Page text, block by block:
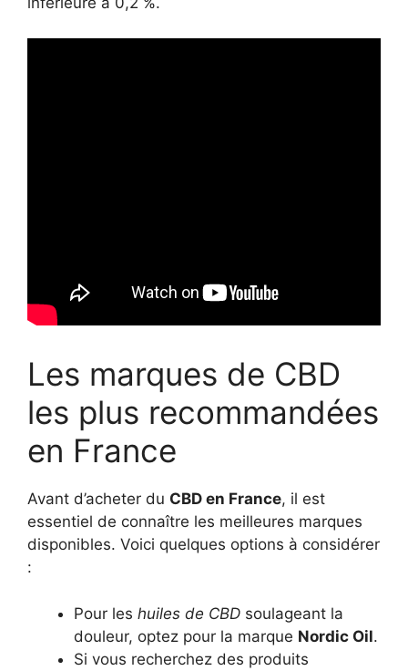
Les marques de CBD
les plus recommandées
en France
Avant d’acheter du CBD en France, il est
essentiel de connaître les meilleures marques
disponibles. Voici quelques options à considérer
:
Pour les huiles de CBD soulageant la
douleur, optez pour la marque Nordic Oil.
Si vous recherchez des produits